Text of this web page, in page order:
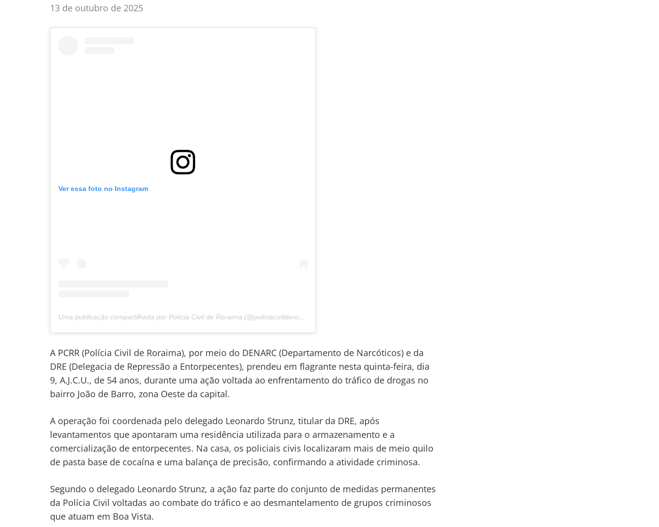
13 de outubro de 2025
Ver essa foto no Instagram
Uma publicação compartilhada por Polícia Civil de Roraima (@policiacivilderoraima)
A PCRR (Polícia Civil de Roraima), por meio do DENARC (Departamento de Narcóticos) e da
DRE (Delegacia de Repressão a Entorpecentes), prendeu em flagrante nesta quinta-feira, dia
9, A.J.C.U., de 54 anos, durante uma ação voltada ao enfrentamento do tráfico de drogas no
bairro João de Barro, zona Oeste da capital.
A operação foi coordenada pelo delegado Leonardo Strunz, titular da DRE, após
levantamentos que apontaram uma residência utilizada para o armazenamento e a
comercialização de entorpecentes. Na casa, os policiais civis localizaram mais de meio quilo
de pasta base de cocaína e uma balança de precisão, confirmando a atividade criminosa.
Segundo o delegado Leonardo Strunz, a ação faz parte do conjunto de medidas permanentes
da Polícia Civil voltadas ao combate do tráfico e ao desmantelamento de grupos criminosos
que atuam em Boa Vista.